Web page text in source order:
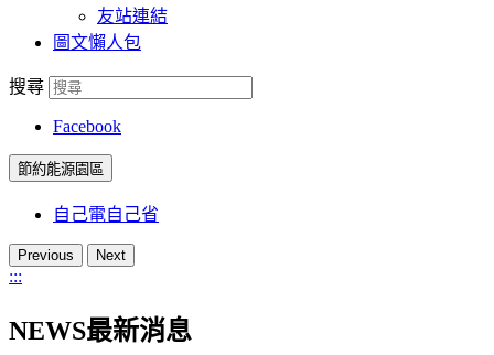
友站連結
圖文懶人包
搜尋
Facebook
節約能源園區
自己電自己省
Previous Next
:::
NEWS最新消息